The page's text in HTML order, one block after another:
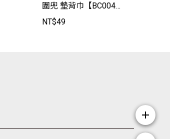
圍兜 墊背巾【BC004
4】JoyBaby
NT$49
add